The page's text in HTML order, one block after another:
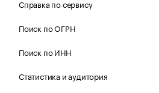
Справка по сервису
Поиск по ОГРН
Поиск по ИНН
Статистика и аудитория